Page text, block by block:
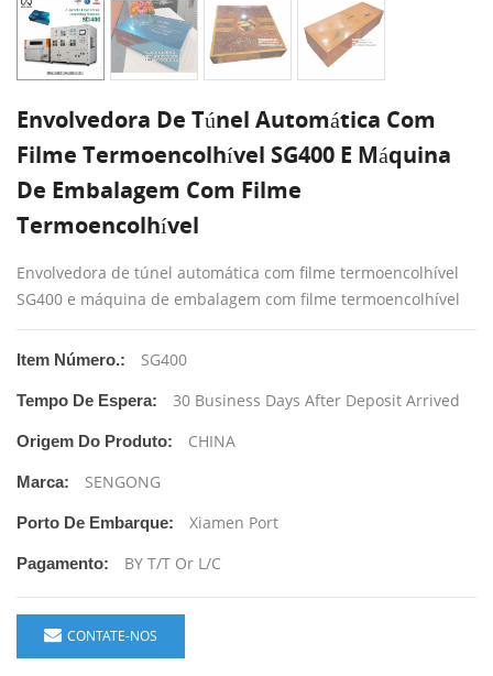
Envolvedora De Túnel Automática Com
Filme Termoencolhível SG400 E Máquina
De Embalagem Com Filme
Termoencolhível
Envolvedora de túnel automática com filme termoencolhível
SG400 e máquina de embalagem com filme termoencolhível
Item Número.: SG400
Tempo De Espera: 30 Business Days After Deposit Arrived
Origem Do Produto: CHINA
Marca: SENGONG
Porto De Embarque: Xiamen Port
Pagamento: BY T/T Or L/C
CONTATE-NOS